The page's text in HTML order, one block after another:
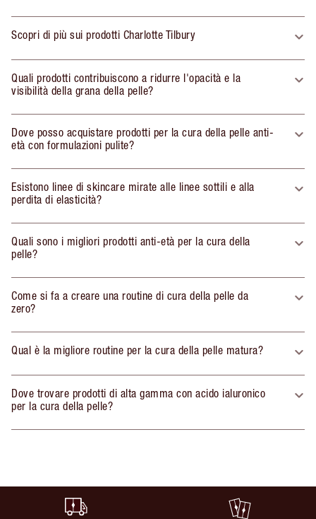
Scopri di più sui prodotti Charlotte Tilbury
Quali prodotti contribuiscono a ridurre l'opacità e la
visibilità della grana della pelle?
Dove posso acquistare prodotti per la cura della pelle anti-
età con formulazioni pulite?
Esistono linee di skincare mirate alle linee sottili e alla
perdita di elasticità?
Quali sono i migliori prodotti anti-età per la cura della
pelle?
Come si fa a creare una routine di cura della pelle da
zero?
Qual è la migliore routine per la cura della pelle matura?
Dove trovare prodotti di alta gamma con acido ialuronico
per la cura della pelle?